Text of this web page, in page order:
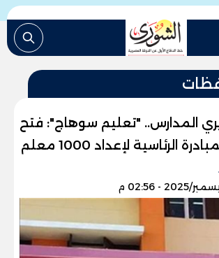
المدارس.. "تعليم سوهاج": فتح
الرئاسية لإعداد 1000 معلم